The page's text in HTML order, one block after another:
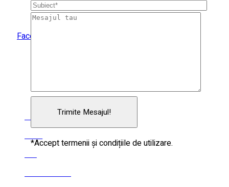
*Accept termenii și condițiile de utilizare.
NE GASESTI SI PE
Facebook-f
MARCI AUTO